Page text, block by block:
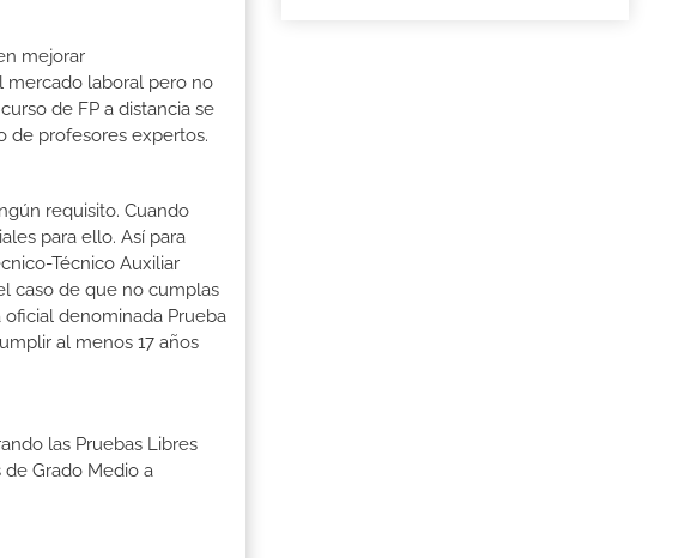
mejorar
mercado laboral pero no
de FP a distancia se
de profesores expertos.
requisito. Cuando
para ello. Así para
Técnico Auxiliar
caso de que no cumplas
denominada Prueba
al menos 17 años
las Pruebas Libres
Grado Medio a